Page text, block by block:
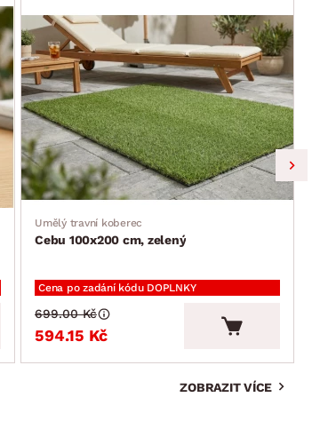
Umělý travní koberec
Cebu 100x200 cm, zelený
Cena po zadání kódu DOPLNKY
594.15 Kč
699.00 Kč
ZOBRAZIT VÍCE